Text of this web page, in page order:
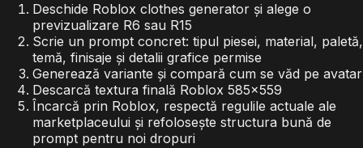
Deschide Roblox clothes generator și alege o
previzualizare R6 sau R15
Scrie un prompt concret: tipul piesei, material, paletă,
temă, finisaje și detalii grafice permise
Generează variante și compară cum se văd pe avatar
Descarcă textura finală Roblox 585x559
Încarcă prin Roblox, respectă regulile actuale ale
marketplaceului și refolosește structura bună de
prompt pentru noi dropuri